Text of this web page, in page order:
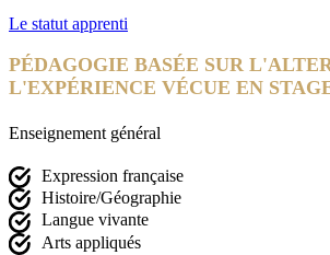
Le statut apprenti
PÉDAGOGIE BASÉE SUR
L'EXPÉRIENCE VÉCUE EN
Enseignement général
Expression française
Histoire/Géographie
Langue vivante
Arts appliqués